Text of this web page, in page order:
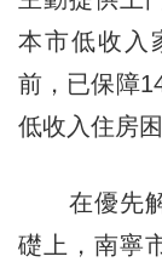
本市低收入
前，已保障
低收入住房困
在優先解
礎上，南寧